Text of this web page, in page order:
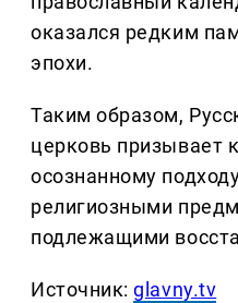
оказался редким
эпохи.
Таким образом,
церковь призывает
осознанному
религиозными
подлежащими
Источник:glavny.tv